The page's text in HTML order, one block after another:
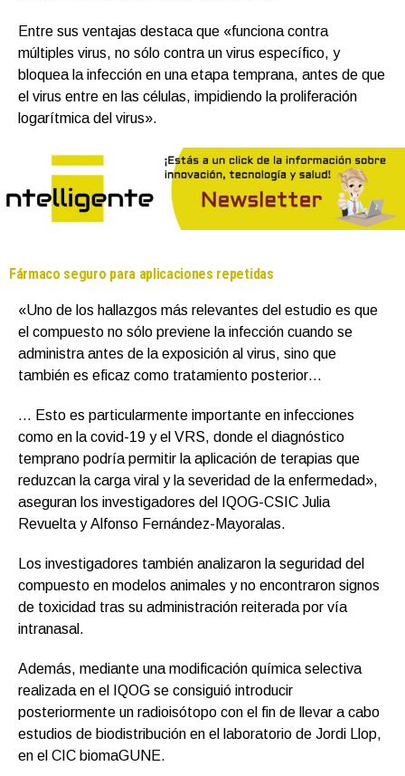
Entre sus ventajas destaca que «funciona contra
múltiples virus, no sólo contra un virus específico, y
bloquea la infección en una etapa temprana, antes de que
el virus entre en las células, impidiendo la proliferación
logarítmica del virus».
Fármaco seguro para aplicaciones repetidas
«Uno de los hallazgos más relevantes del estudio es que
el compuesto no sólo previene la infección cuando se
administra antes de la exposición al virus, sino que
también es eficaz como tratamiento posterior…
… Esto es particularmente importante en infecciones
como en la covid-19 y el VRS, donde el diagnóstico
temprano podría permitir la aplicación de terapias que
reduzcan la carga viral y la severidad de la enfermedad»,
aseguran los investigadores del IQOG-CSIC Julia
Revuelta y Alfonso Fernández-Mayoralas.
Los investigadores también analizaron la seguridad del
compuesto en modelos animales y no encontraron signos
de toxicidad tras su administración reiterada por vía
intranasal.
Además, mediante una modificación química selectiva
realizada en el IQOG se consiguió introducir
posteriormente un radioisótopo con el fin de llevar a cabo
estudios de biodistribución en el laboratorio de Jordi Llop,
en el CIC biomaGUNE.